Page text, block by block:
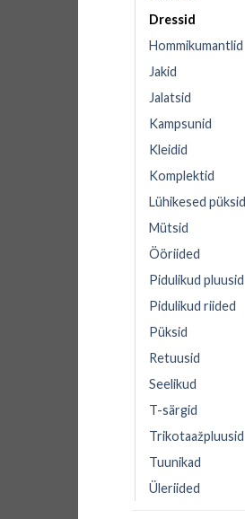
Dressid
Hommikumantlid
Jakid
Jalatsid
Kampsunid
Kleidid
Komplektid
Lühikesed püksid
Mütsid
Ööriided
Pidulikud pluusid
Pidulikud riided
Püksid
Retuusid
Seelikud
T-särgid
Trikotaažpluusid
Tuunikad
Üleriided